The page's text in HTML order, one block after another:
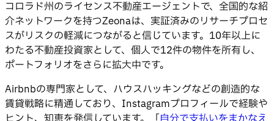
コロラド州のライセンス不動産エージェントで、全国的な紹
介ネットワークを持つZeonaは、実証済みのリサーチプロセ
スがリスクの軽減につながると信じています。10年以上に
わたる不動産投資家として、個人で12件の物件を所有し、
ポートフォリオをさらに拡大中です。
Airbnbの専門家として、ハウスハッキングなどの創造的な
賃貸戦略に精通しており、Instagramプロフィールで経験や